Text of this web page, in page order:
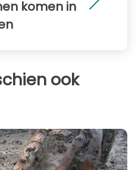
komen in
ook